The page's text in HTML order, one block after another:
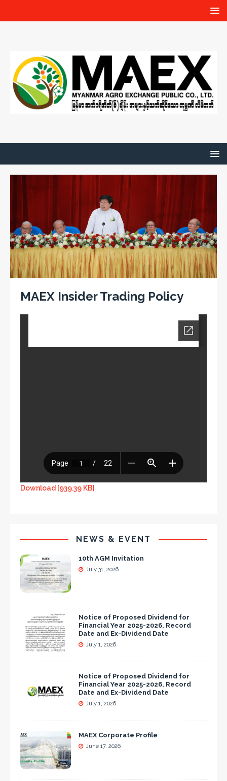
MAEX Insider Trading Policy
Download [939.39 KB]
NEWS & EVENT
10th AGM Invitation
July 31, 2026
Notice of Proposed Dividend for
Financial Year 2025-2026, Record
Date and Ex-Dividend Date
July 1, 2026
Notice of Proposed Dividend for
Financial Year 2025-2026, Record
Date and Ex-Dividend Date
July 1, 2026
MAEX Corporate Profile
June 17, 2026